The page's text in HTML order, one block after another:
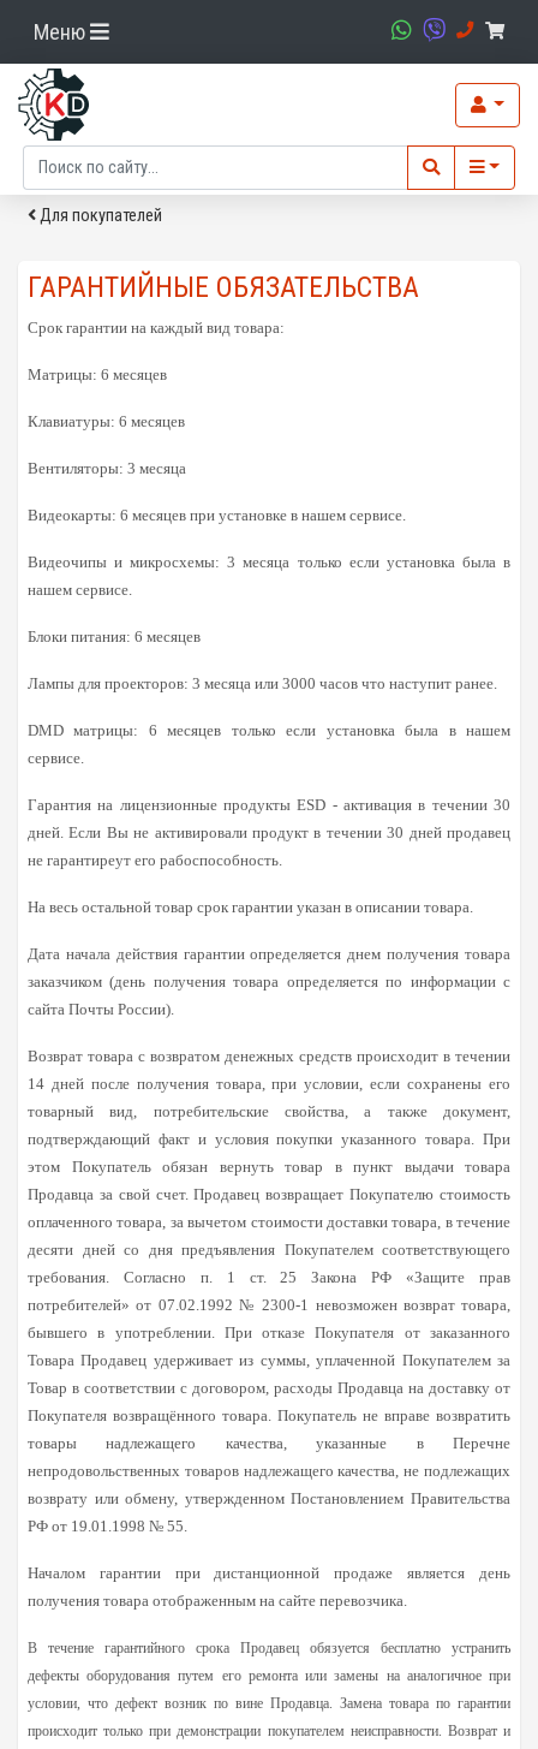
Меню
Для покупателей
ГАРАНТИЙНЫЕ ОБЯЗАТЕЛЬСТВА
Срок гарантии на каждый вид товара:
Матрицы: 6 месяцев
Клавиатуры: 6 месяцев
Вентиляторы: 3 месяца
Видеокарты: 6 месяцев при установке в нашем сервисе.
Видеочипы и микросхемы: 3 месяца только если установка была в
нашем сервисе.
Блоки питания: 6 месяцев
Лампы для проекторов: 3 месяца или 3000 часов что наступит ранее.
DMD матрицы: 6 месяцев только если установка была в нашем
сервисе.
Гарантия на лицензионные продукты ESD - активация в течении 30
дней. Если Вы не активировали продукт в течении 30 дней продавец
не гарантиреут его рабоспособность.
На весь остальной товар срок гарантии указан в описании товара.
Дата начала действия гарантии определяется днем получения товара
заказчиком (день получения товара определяется по информации с
сайта Почты России).
Возврат товара с возвратом денежных средств происходит в течении
14 дней после получения товара, при условии, если сохранены его
товарный вид, потребительские свойства, а также документ,
подтверждающий факт и условия покупки указанного товара. При
этом Покупатель обязан вернуть товар в пункт выдачи товара
Продавца за свой счет. Продавец возвращает Покупателю стоимость
оплаченного товара, за вычетом стоимости доставки товара, в течение
десяти дней со дня предъявления Покупателем соответствующего
требования. Согласно п. 1 ст. 25 Закона РФ «Защите прав
потребителей» от 07.02.1992 № 2300-1 невозможен возврат товара,
бывшего в употреблении. При отказе Покупателя от заказанного
Товара Продавец удерживает из суммы, уплаченной Покупателем за
Товар в соответствии с договором, расходы Продавца на доставку от
Покупателя возвращённого товара. Покупатель не вправе возвратить
товары надлежащего качества, указанные в Перечне
непродовольственных товаров надлежащего качества, не подлежащих
возврату или обмену, утвержденном Постановлением Правительства
РФ от 19.01.1998 № 55.
Началом гарантии при дистанционной продаже является день
получения товара отображенным на сайте перевозчика.
В течение гарантийного срока Продавец обязуется бесплатно устранить
дефекты оборудования путем его ремонта или замены на аналогичное при
условии, что дефект возник по вине Продавца. Замена товара по гарантии
происходит только при демонстрации покупателем неисправности. Возврат и